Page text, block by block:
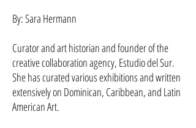
By: Sara Hermann
Curator and art historian and founder of the
creative collaboration agency, Estudio del Sur.
She has curated various exhibitions and written
extensively on Dominican, Caribbean, and Latin
American Art.